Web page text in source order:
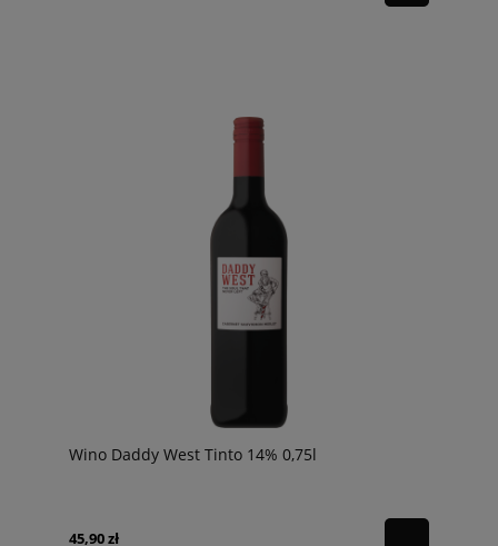
Wino Daddy West Tinto 14% 0,75l
45,90 zł